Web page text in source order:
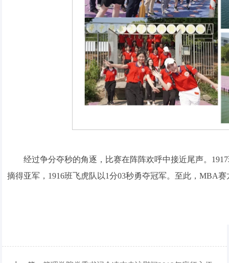
经过争分夺秒的角逐，比赛在阵阵欢呼中接近尾声。
摘得亚军，1916班飞虎队以1分03秒勇夺冠军。至此，MBA